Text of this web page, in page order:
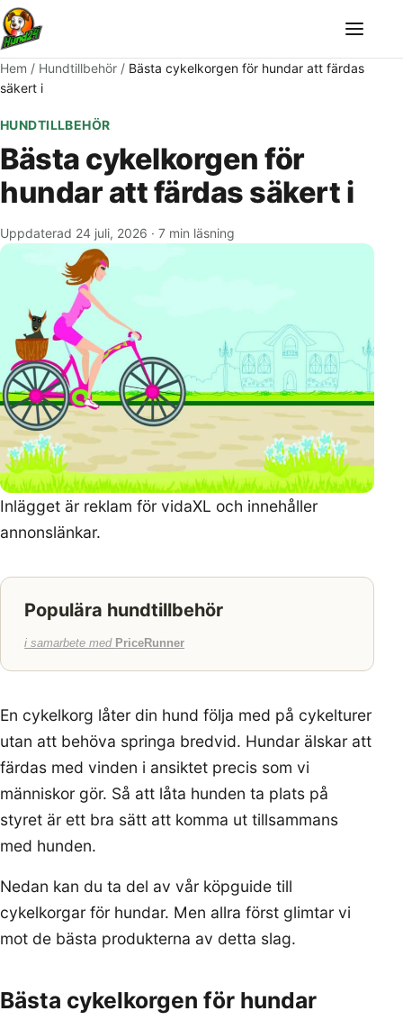
Meny
Hem / Hundtillbehör / Bästa cykelkorgen för hundar att färdas
säkert i
HUNDTILLBEHÖR
Bästa cykelkorgen för
hundar att färdas säkert i
Uppdaterad 24 juli, 2026 · 7 min läsning
Inlägget är reklam för vidaXL och innehåller
annonslänkar.
Populära hundtillbehör
i samarbete med PriceRunner
En cykelkorg låter din hund följa med på cykelturer
utan att behöva springa bredvid. Hundar älskar att
färdas med vinden i ansiktet precis som vi
människor gör. Så att låta hunden ta plats på
styret är ett bra sätt att komma ut tillsammans
med hunden.
Nedan kan du ta del av vår köpguide till
cykelkorgar för hundar. Men allra först glimtar vi
mot de bästa produkterna av detta slag.
Bästa cykelkorgen för hundar